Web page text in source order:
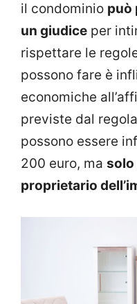
il condominio può
un giudice per
rispettare le
possono fare è
economiche
previste dal
possono essere
200 euro, ma solo
proprietario